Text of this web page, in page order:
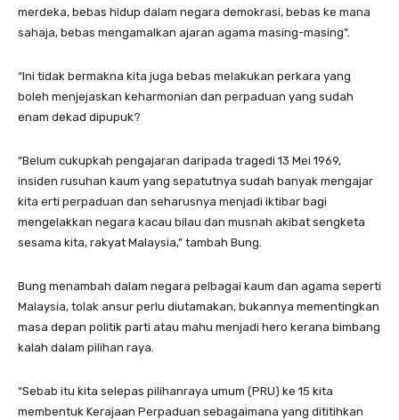
merdeka, bebas hidup dalam negara demokrasi, bebas ke mana
sahaja, bebas mengamalkan ajaran agama masing-masing”.
“Ini tidak bermakna kita juga bebas melakukan perkara yang
boleh menjejaskan keharmonian dan perpaduan yang sudah
enam dekad dipupuk?
“Belum cukupkah pengajaran daripada tragedi 13 Mei 1969,
insiden rusuhan kaum yang sepatutnya sudah banyak mengajar
kita erti perpaduan dan seharusnya menjadi iktibar bagi
mengelakkan negara kacau bilau dan musnah akibat sengketa
sesama kita, rakyat Malaysia,” tambah Bung.
Bung menambah dalam negara pelbagai kaum dan agama seperti
Malaysia, tolak ansur perlu diutamakan, bukannya mementingkan
masa depan politik parti atau mahu menjadi hero kerana bimbang
kalah dalam pilihan raya.
“Sebab itu kita selepas pilihanraya umum (PRU) ke 15 kita
membentuk Kerajaan Perpaduan sebagaimana yang dititihkan